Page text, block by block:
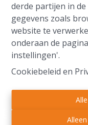
derde partijen in
gegevens zoals
website te
onderaan de
instellingen'.
Cookiebeleid en